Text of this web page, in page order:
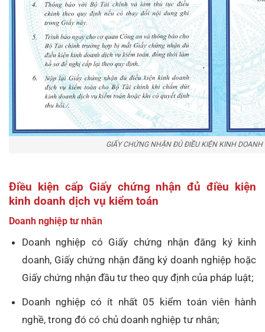
GIẤY CHỨNG NHẬN ĐỦ ĐIỀU KIỆN KINH DOANH
Điều kiện cấp Giấy chứng nhận đủ điều kiện
kinh doanh dịch vụ kiểm toán
Doanh nghiệp tư nhân
Doanh nghiệp có Giấy chứng nhận đăng ký kinh
doanh, Giấy chứng nhận đăng ký doanh nghiệp hoặc
Giấy chứng nhận đầu tư theo quy định của pháp luật;
Doanh nghiệp có ít nhất 05 kiểm toán viên hành
nghề, trong đó có chủ doanh nghiệp tư nhân;